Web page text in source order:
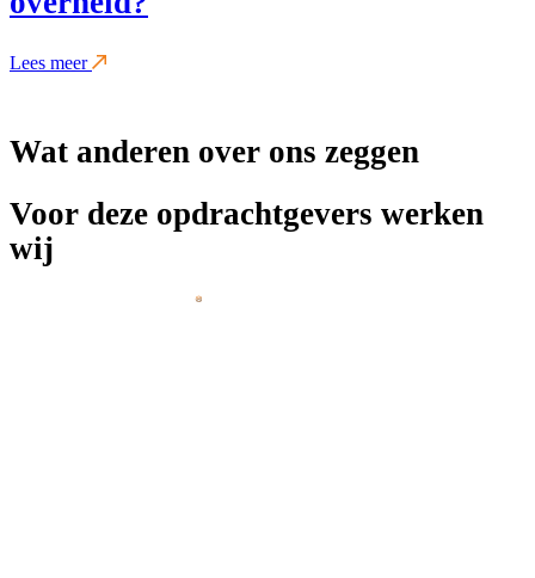
Lees meer
Wat anderen over ons zeggen
Voor deze opdrachtgevers werken
wij